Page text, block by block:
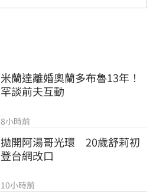
米蘭達離婚奧蘭多布魯13年！
罕談前夫互動
8小時前
拋開阿湯哥光環　20歲舒莉初
登台網改口
10小時前